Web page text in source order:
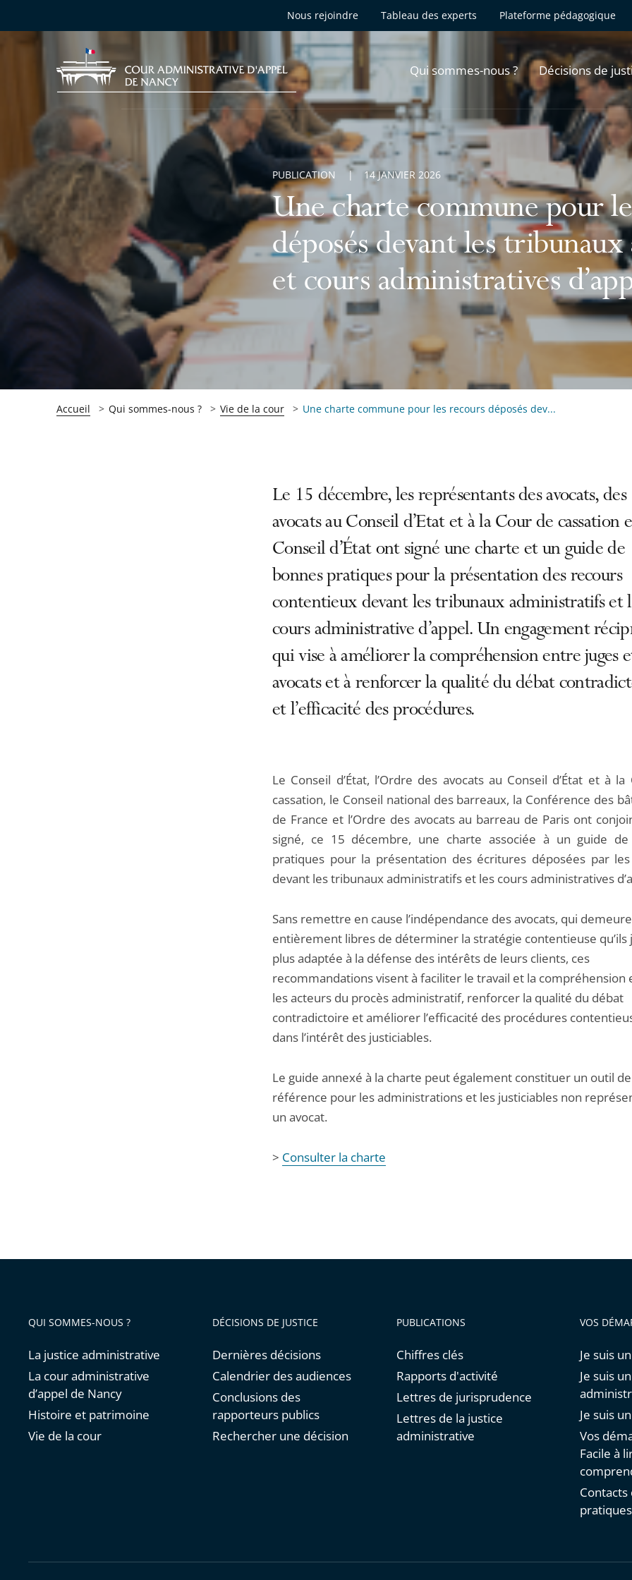
Nous rejoindre Tableau des experts Plateforme pédagogique
Qui sommes-nous ? Décisions de
Une charte commune pour
déposés devant les
et cours administratives
PUBLICATION 14 JANVIER 2026
Accueil Qui sommes-nous ? Vie de la cour Une charte commune pour les recours déposés dev...
Le 15 décembre, les représentants des avocats, des
avocats au Conseil d’Etat et à la Cour de cassation
Conseil d’État ont signé une charte et un guide de
bonnes pratiques pour la présentation des recours
contentieux devant les tribunaux administratifs et
cours administrative d’appel. Un engagement
qui vise à améliorer la compréhension entre juges
avocats et à renforcer la qualité du débat
et l’efficacité des procédures.
Le Conseil d’État, l’Ordre des avocats au Conseil d’État et à la
cassation, le Conseil national des barreaux, la Conférence des
de France et l’Ordre des avocats au barreau de Paris ont
signé, ce 15 décembre, une charte associée à un guide de
pratiques pour la présentation des écritures déposées par les
devant les tribunaux administratifs et les cours administratives
Sans remettre en cause l’indépendance des avocats, qui
entièrement libres de déterminer la stratégie contentieuse qu’ils
plus adaptée à la défense des intérêts de leurs clients, ces
recommandations visent à faciliter le travail et la compréhension
les acteurs du procès administratif, renforcer la qualité du débat
contradictoire et améliorer l’efficacité des procédures
dans l’intérêt des justiciables.
Le guide annexé à la charte peut également constituer un outil de
référence pour les administrations et les justiciables non
un avocat.
> Consulter la charte
QUI SOMMES-NOUS ?
La justice administrative
La cour administrative
d’appel de Nancy
Histoire et patrimoine
Vie de la cour
DÉCISIONS DE JUSTICE
Dernières décisions
Calendrier des audiences
Conclusions des
rapporteurs publics
Rechercher une décision
PUBLICATIONS
Chiffres clés
Rapports d'activité
Lettres de jurisprudence
Lettres de la justice
administrative
VOS
Je suis
Je suis
Je suis
Vos
Facile à
pratiques